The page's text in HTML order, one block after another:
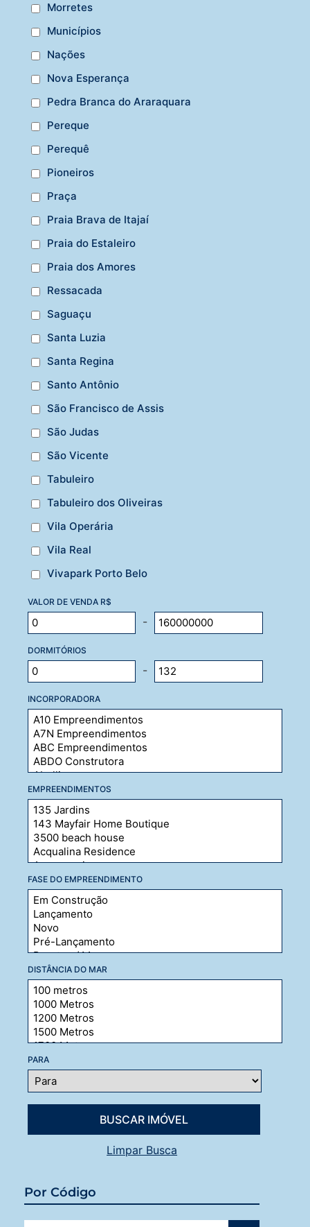
Morretes
Municípios
Nações
Nova Esperança
Pedra Branca do Araraquara
Pereque
Perequê
Pioneiros
Praça
Praia Brava de Itajaí
Praia do Estaleiro
Praia dos Amores
Ressacada
Saguaçu
Santa Luzia
Santa Regina
Santo Antônio
São Francisco de Assis
São Judas
São Vicente
Tabuleiro
Tabuleiro dos Oliveiras
Vila Operária
Vila Real
Vivapark Porto Belo
VALOR DE VENDA R$
-
DORMITÓRIOS
-
INCORPORADORA
EMPREENDIMENTOS
FASE DO EMPREENDIMENTO
DISTÂNCIA DO MAR
PARA
Limpar Busca
Por Código